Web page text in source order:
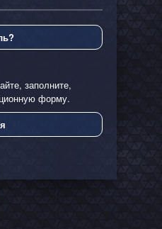
заполните,
форму.